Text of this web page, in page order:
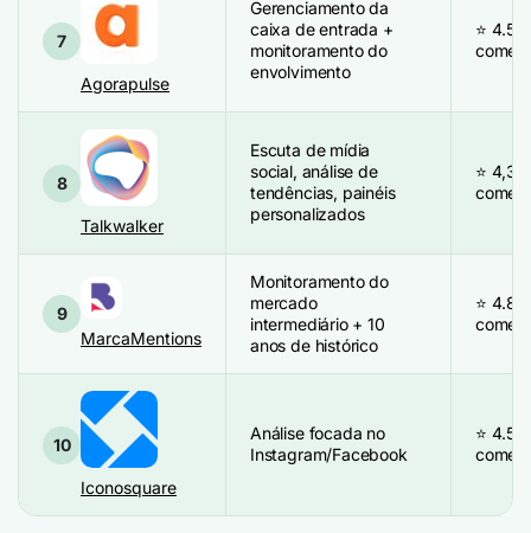
7
Agorapulse
Gerenciamento da
caixa de entrada +
monitoramento do
envolvimento
⭐ 4.5/
8
Talkwalker
Escuta de mídia
social, análise de
tendências, painéis
personalizados
⭐ 4,3/
9
MarcaMentions
Monitoramento do
mercado
intermediário + 10
anos de histórico
⭐ 4.8/
10
Iconosquare
Análise focada no
Instagram/Facebook
⭐ 4.5/